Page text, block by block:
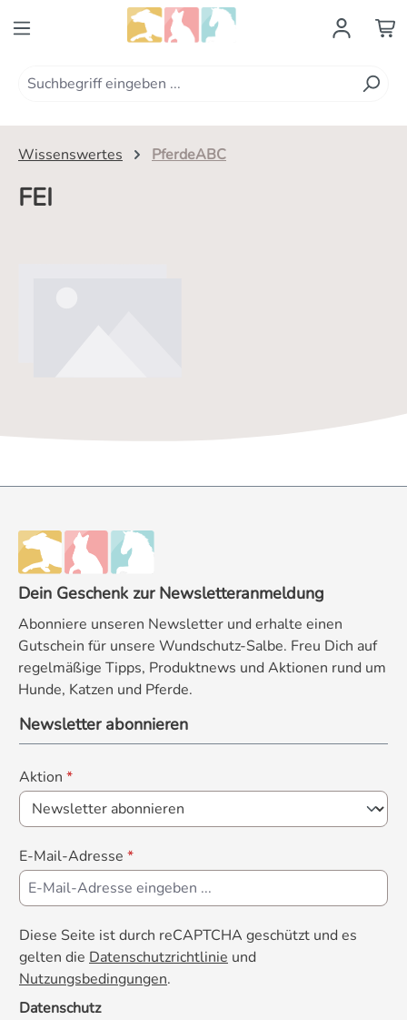
Zum Hauptinhalt springen
Wissenswertes PferdeABC
FEI
Dein Geschenk zur Newsletteranmeldung
Abonniere unseren Newsletter und erhalte einen
Gutschein für unsere Wundschutz-Salbe. Freu Dich auf
regelmäßige Tipps, Produktnews und Aktionen rund um
Hunde, Katzen und Pferde.
Newsletter abonnieren
Aktion *
E-Mail-Adresse *
Diese Seite ist durch reCAPTCHA geschützt und es
gelten die Datenschutzrichtlinie und
Nutzungsbedingungen.
Datenschutz